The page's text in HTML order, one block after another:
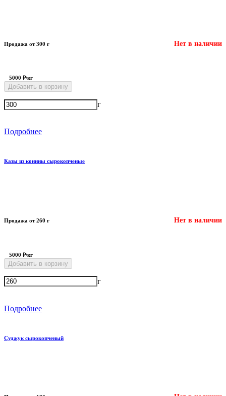
Продажа от 300 г Нет в наличии
5000 ₽/кг
Добавить в корзину
г
Подробнее
Казы из конины сырокопченые
Продажа от 260 г Нет в наличии
5000 ₽/кг
Добавить в корзину
г
Подробнее
Суджук сырокопченый